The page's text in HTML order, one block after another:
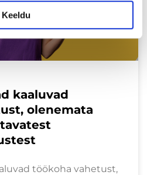
Keeldu
kaaluvad
olenemata
töökoha vahetust,